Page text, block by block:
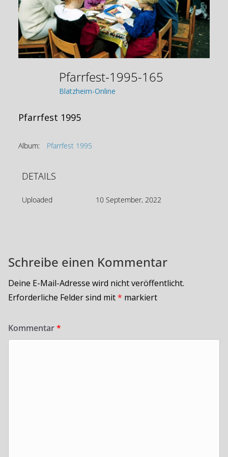
Pfarrfest-1995-165
Blatzheim-Online
Pfarrfest 1995
Album: Pfarrfest 1995
DETAILS
Uploaded 10 September, 2022
Schreibe einen Kommentar
Deine E-Mail-Adresse wird nicht veröffentlicht.
Erforderliche Felder sind mit* markiert
Kommentar*